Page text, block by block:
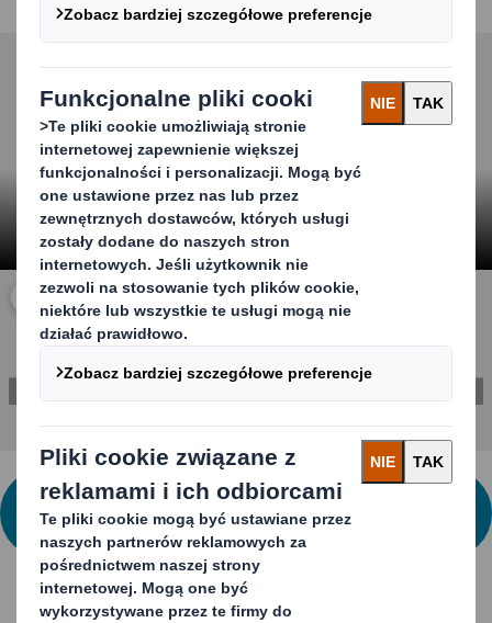
Carousel. Use previous and next buttons to move
kliknij, aby powiększyć wideo
SPEŁNIJ SWOJE CELE ZRÓWNOWAŻONEGO
ROZWOJU